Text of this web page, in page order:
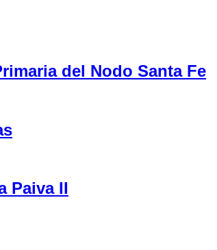
del Nodo Santa Fe
Paiva II